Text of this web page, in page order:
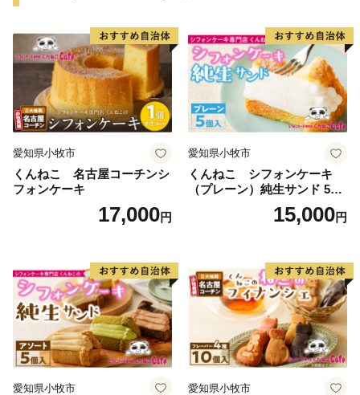
愛知県小牧市
くんねこ 名古屋コーチンシ
フォンケーキ
17,000円
愛知県小牧市
くんねこ シフォンケーキ
（プレーン）純生サンド 5個
15,000円
愛知県小牧市 愛知県小牧市